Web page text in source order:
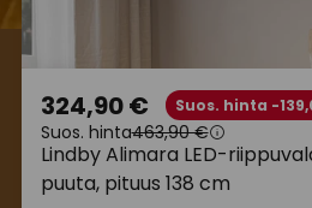
Lindby Alimara LED-
puuta, pituus 138 cm
324,90 € Suos. hinta -
Suos. hinta463,90 €